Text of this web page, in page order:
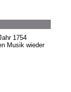
1754
Musik wieder